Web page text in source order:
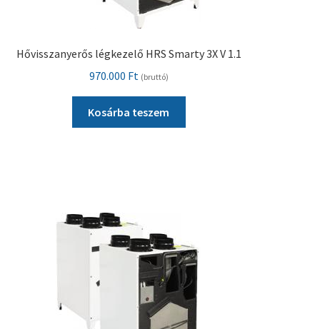
Hővisszanyerős légkezelő HRS Smarty 3X V 1.1
970.000 Ft (bruttó)
Kosárba teszem